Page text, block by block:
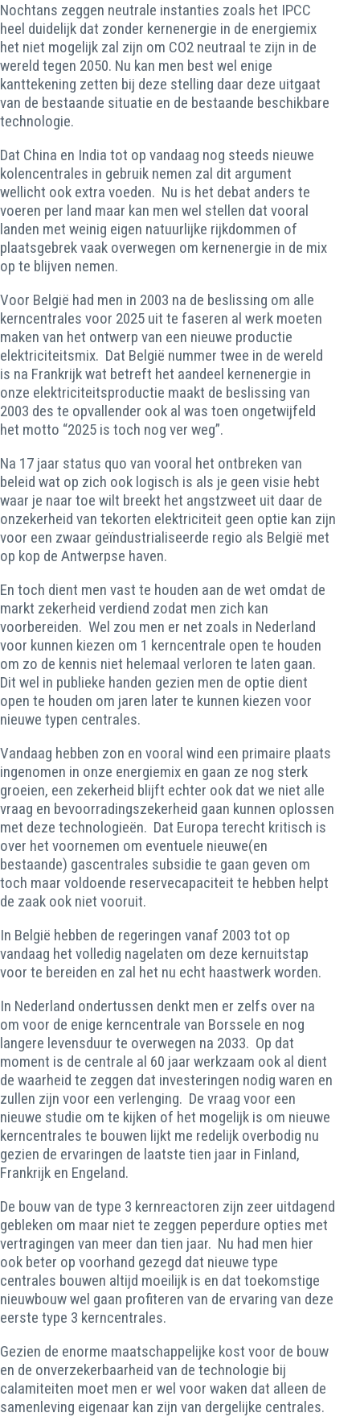
Nochtans zeggen neutrale instanties zoals het IPCC
heel duidelijk dat zonder kernenergie in de energiemix
het niet mogelijk zal zijn om CO2 neutraal te zijn in de
wereld tegen 2050. Nu kan men best wel enige
kanttekening zetten bij deze stelling daar deze uitgaat
van de bestaande situatie en de bestaande beschikbare
technologie.
Dat China en India tot op vandaag nog steeds nieuwe
kolencentrales in gebruik nemen zal dit argument
wellicht ook extra voeden. Nu is het debat anders te
voeren per land maar kan men wel stellen dat vooral
landen met weinig eigen natuurlijke rijkdommen of
plaatsgebrek vaak overwegen om kernenergie in de mix
op te blijven nemen.
Voor België had men in 2003 na de beslissing om alle
kerncentrales voor 2025 uit te faseren al werk moeten
maken van het ontwerp van een nieuwe productie
elektriciteitsmix. Dat België nummer twee in de wereld
is na Frankrijk wat betreft het aandeel kernenergie in
onze elektriciteitsproductie maakt de beslissing van
2003 des te opvallender ook al was toen ongetwijfeld
het motto “2025 is toch nog ver weg”.
Na 17 jaar status quo van vooral het ontbreken van
beleid wat op zich ook logisch is als je geen visie hebt
waar je naar toe wilt breekt het angstzweet uit daar de
onzekerheid van tekorten elektriciteit geen optie kan zijn
voor een zwaar geïndustrialiseerde regio als België met
op kop de Antwerpse haven.
En toch dient men vast te houden aan de wet omdat de
markt zekerheid verdiend zodat men zich kan
voorbereiden. Wel zou men er net zoals in Nederland
voor kunnen kiezen om 1 kerncentrale open te houden
om zo de kennis niet helemaal verloren te laten gaan.
Dit wel in publieke handen gezien men de optie dient
open te houden om jaren later te kunnen kiezen voor
nieuwe typen centrales.
Vandaag hebben zon en vooral wind een primaire plaats
ingenomen in onze energiemix en gaan ze nog sterk
groeien, een zekerheid blijft echter ook dat we niet alle
vraag en bevoorradingszekerheid gaan kunnen oplossen
met deze technologieën. Dat Europa terecht kritisch is
over het voornemen om eventuele nieuwe(en
bestaande) gascentrales subsidie te gaan geven om
toch maar voldoende reservecapaciteit te hebben helpt
de zaak ook niet vooruit.
In België hebben de regeringen vanaf 2003 tot op
vandaag het volledig nagelaten om deze kernuitstap
voor te bereiden en zal het nu echt haastwerk worden.
In Nederland ondertussen denkt men er zelfs over na
om voor de enige kerncentrale van Borssele en nog
langere levensduur te overwegen na 2033. Op dat
moment is de centrale al 60 jaar werkzaam ook al dient
de waarheid te zeggen dat investeringen nodig waren en
zullen zijn voor een verlenging. De vraag voor een
nieuwe studie om te kijken of het mogelijk is om nieuwe
kerncentrales te bouwen lijkt me redelijk overbodig nu
gezien de ervaringen de laatste tien jaar in Finland,
Frankrijk en Engeland.
De bouw van de type 3 kernreactoren zijn zeer uitdagend
gebleken om maar niet te zeggen peperdure opties met
vertragingen van meer dan tien jaar. Nu had men hier
ook beter op voorhand gezegd dat nieuwe type
centrales bouwen altijd moeilijk is en dat toekomstige
nieuwbouw wel gaan profiteren van de ervaring van deze
eerste type 3 kerncentrales.
Gezien de enorme maatschappelijke kost voor de bouw
en de onverzekerbaarheid van de technologie bij
calamiteiten moet men er wel voor waken dat alleen de
samenleving eigenaar kan zijn van dergelijke centrales.